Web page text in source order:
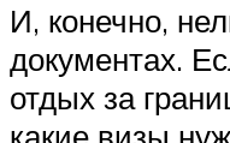
И, конечно,
документах.
отдых за